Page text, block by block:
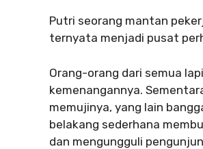
Putri seorang mantan
ternyata menjadi pusat
Orang-orang dari semua
kemenangannya.
memujinya, yang lain
belakang sederhana
dan mengungguli